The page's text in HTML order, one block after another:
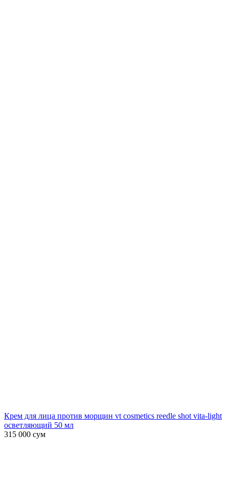
Крем для лица против морщин vt cosmetics reedle shot vita-light
осветляющий 50 мл
315 000 сум